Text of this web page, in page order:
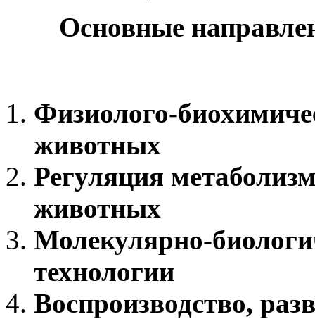
Основные
Физиолого-
животных
Регуляция
животных
Молекулярно-
технологии
Воспроизводство,